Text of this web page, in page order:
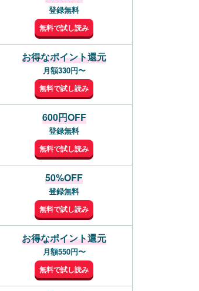
登録無料
無料で試し読み
お得なポイント還元
月額330円〜
無料で試し読み
600円OFF
登録無料
無料で試し読み
50%OFF
登録無料
無料で試し読み
お得なポイント還元
月額550円〜
無料で試し読み